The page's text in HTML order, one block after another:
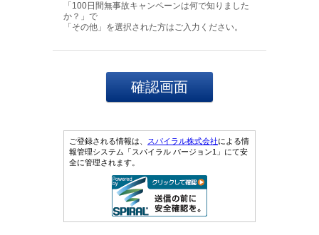
「100日間無事故キャンペーンは何で知りました
か？」で
「その他」を選択された方はご入力ください。
ご登録される情報は、 スパイラル株式会社による情
報管理システム「スパイラル バージョン1」にて安
全に管理されます。